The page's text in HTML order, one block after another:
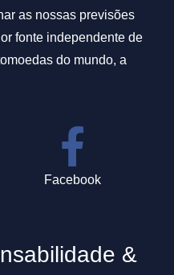
as nossas previsões
fonte independente de
do mundo, a
Facebook
&